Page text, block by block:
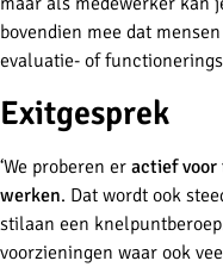
bovendien mee dat
evaluatie- of
Exitgesprek
‘We proberen er actief voor
werken. Dat wordt ook
stilaan een
voorzieningen waar ook